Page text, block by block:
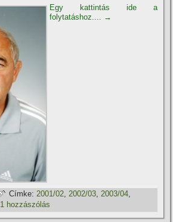
Egy kattintás ide a
folytatáshoz....
→
Címke: 2001/02,2002/03,2003/04,
1 hozzászólás